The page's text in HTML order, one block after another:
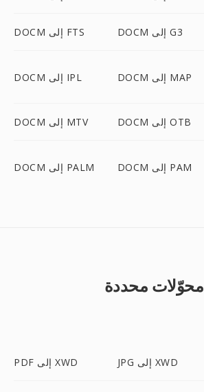
DOCM إلى FTS DOCM إلى G3
DOCM إلى IPL DOCM إلى MAP
DOCM إلى MTV DOCM إلى OTB
DOCM إلى PALM DOCM إلى PAM
محوّلات محددة
PDF إلى XWD JPG إلى XWD